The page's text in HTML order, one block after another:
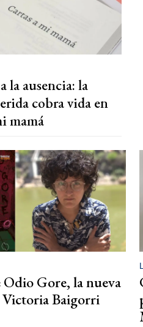
la ausencia: la
cobra vida en
mamá
Odio Gore, la nueva
Victoria Baigorri